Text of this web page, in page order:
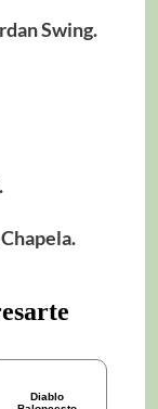
Swing.